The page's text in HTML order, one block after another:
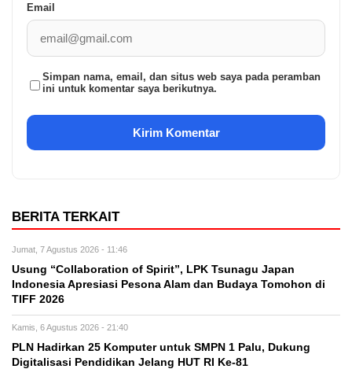
Email
Simpan nama, email, dan situs web saya pada peramban
ini untuk komentar saya berikutnya.
BERITA TERKAIT
Jumat, 7 Agustus 2026 - 11:46
Usung “Collaboration of Spirit”, LPK Tsunagu Japan
Indonesia Apresiasi Pesona Alam dan Budaya Tomohon di
TIFF 2026
Kamis, 6 Agustus 2026 - 21:40
PLN Hadirkan 25 Komputer untuk SMPN 1 Palu, Dukung
Digitalisasi Pendidikan Jelang HUT RI Ke-81